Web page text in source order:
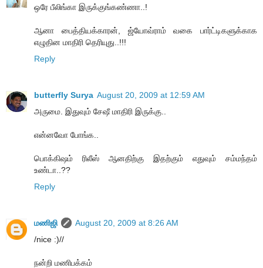
ஒரே பீலிங்கா இருக்குங்கண்ணா..!
ஆனா பைத்தியக்காரன், ஜ்யோவ்ராம் வகை பார்ட்டிகளுக்காக
எழுதின மாதிரி தெரியுது..!!!
Reply
butterfly Surya August 20, 2009 at 12:59 AM
அருமை. இதுவும் சேஷீ மாதிரி இருக்கு..
என்னவோ போங்க..
பொக்கிஷம் ரிலீஸ் ஆனதிற்கு இதற்கும் எதுவும் சம்மந்தம்
உண்டா..??
Reply
மணிஜி
August 20, 2009 at 8:26 AM
/nice :)//
நன்றி மணிபக்கம்